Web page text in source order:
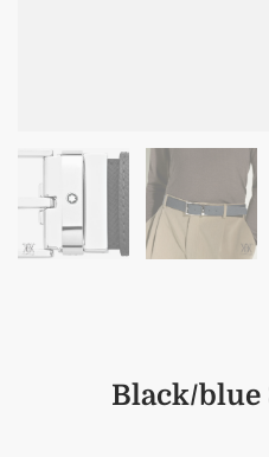
Black/blue